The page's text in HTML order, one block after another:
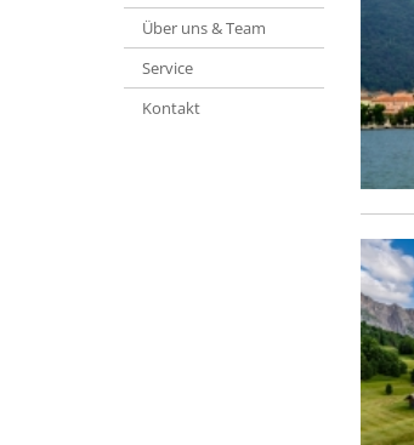
Über uns & Team
Service
Kontakt